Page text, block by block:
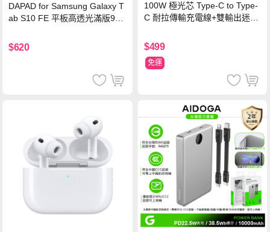
DAPAD for Samsung Galaxy T
ab S10 FE 平板高透光滿版9H
$620
100W 極光芯 Type-C to Type-
C 耐拉傳輸充電線+雙輸出迷你
$499
免運